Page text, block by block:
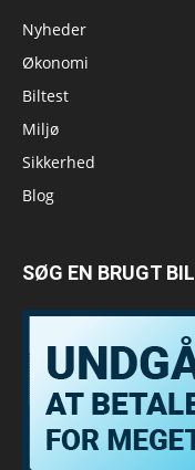
Nyheder
Økonomi
Biltest
Miljø
Sikkerhed
Blog
SØG EN BRUGT BIL